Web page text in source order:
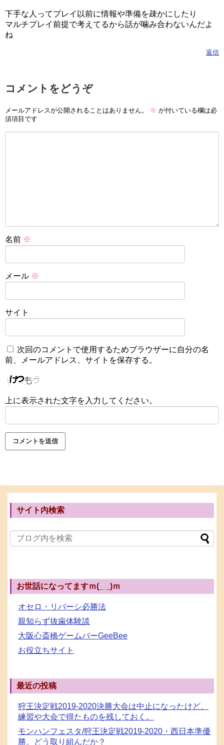
下手な人ってプレイ以前に情報や準備を疎かにしたり
マルチプレイ前提で考えてるから話が噛み合わないんだよ
ね
返信
コメントをどうぞ
メールアドレスが公開されることはありません。 ※ が付いている欄は必
須項目です
名前 ※
メール ※
サイト
次回のコメントで使用するためブラウザーに自分の名
前、メールアドレス、サイトを保存する。
上に表示された文字を入力してください。
サイト内検索
お世話になってますｍ(_ _)ｍ
オセロ・リバーシ必勝法
親知らず抜歯体験談
大阪心斎橋ゲームバーGeeBee
お役立ちサイト
最近の投稿
狩王決定戦2019-2020決勝大会は中止になったけど、
練習や大会で得たものを残しておく。
モンハンフェスタ/狩王決定戦2019-2020・西日本準優
勝。どう取り組んだか？